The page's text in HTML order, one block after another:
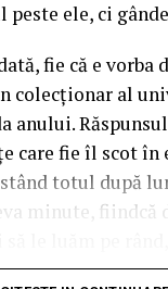
ele, ci
fie că e vorba
colecționar al
care fie îl scot
totul după
minute,